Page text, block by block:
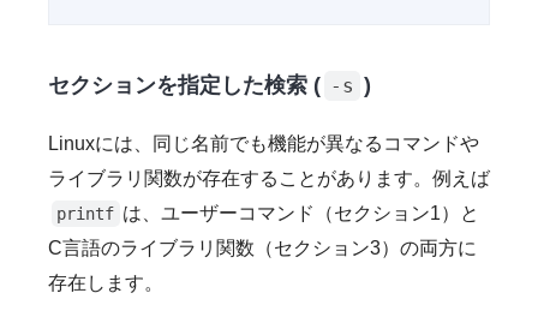
セクションを指定した検索 ( -s )
Linuxには、同じ名前でも機能が異なるコマンドや
ライブラリ関数が存在することがあります。例えば
printf は、ユーザーコマンド（セクション1）と
C言語のライブラリ関数（セクション3）の両方に
存在します。